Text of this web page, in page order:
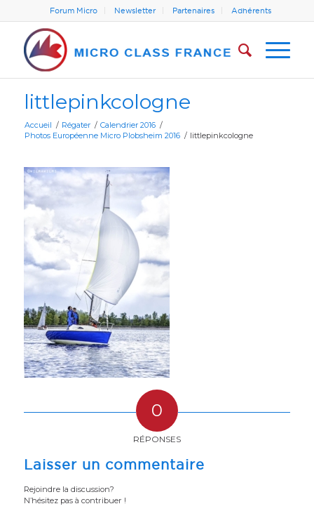
Forum Micro Newsletter Partenaires Adhérents
littlepinkcologne
Accueil / Régater / Calendrier 2016 /
Photos Européenne Micro Plobsheim 2016 / littlepinkcologne
0
RÉPONSES
Laisser un commentaire
Rejoindre la discussion?
N’hésitez pas à contribuer !